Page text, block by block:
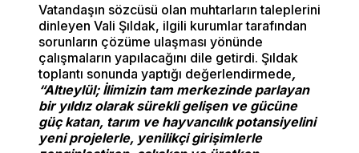
Vatandaşın sözcüsü olan muhtarların taleplerini
dinleyen Vali Şıldak, ilgili kurumlar tarafından
sorunların çözüme ulaşması yönünde
çalışmaların yapılacağını dile getirdi. Şıldak
toplantı sonunda yaptığı değerlendirmede,
“Altıeylül; İlimizin tam merkezinde parlayan
bir yıldız olarak sürekli gelişen ve gücüne
güç katan, tarım ve hayvancılık potansiyelini
yeni projelerle, yenilikçi girişimlerle